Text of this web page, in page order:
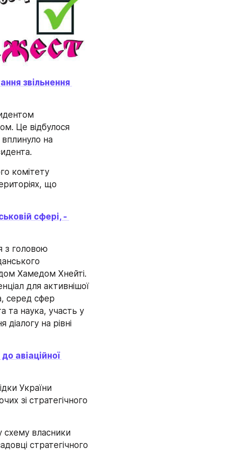
звільнення
Це відбулося
на
комітету
що
сфері, -
з головою
Хамедом Хнейті.
для активнішої
серед сфер
та наука, участь у
на рівні
авіаційної
України
зі стратегічного
схему власники
стратегічного